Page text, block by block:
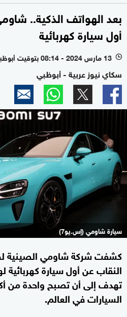
بعد الهواتف الذكية..
أول سيارة كهربائية
l 13 مارس 2024 - 08:14 بتوقيت أبوظبي
سكاي نيوز عربية - أبوظبي
سيارة شاومي (إس.يو7)
كشفت شركة شاومي الصينية
النقاب عن أول سيارة كهربائية
تهدف إلى أن تصبح واحدة من
السيارات في العالم.